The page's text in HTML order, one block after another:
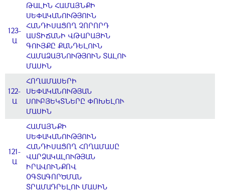
123-
Ա
ԹԱԼԻՆ ՀԱՄԱՅՆՔԻ
ՍԵՓԱԿԱՆՈՒԹՅՈՒՆ
ՀԱՆԴԻՍԱՑՈՂ ՉՈՐՈՐԴ
ԱՍՏԻՃԱՆԻ ՎԹԱՐԱՅԻՆ
ԳՈՒՅՔԸ ՔԱՆԴԵԼՈՒՆ
ՀԱՄԱՁԱՅՆՈՒԹՅՈՒՆ ՏԱԼՈՒ
ՄԱՍԻՆ
122-
Ա
ՀՈՂԱՄԱՍԵՐԻ
ՍԵՓԱԿԱՆՈՒԹՅԱՆ
ՍՈՒԲՅԵԿՏՆԵՐԸ ՓՈԽԵԼՈՒ
ՄԱՍԻՆ
121-
Ա
ՀԱՄԱՅՆՔԻ
ՍԵՓԱԿԱՆՈՒԹՅՈՒՆ
ՀԱՆԴԻՍԱՑՈՂ ՀՈՂԱՄԱՍԸ
ՎԱՐՁԱԿԱԼՈՒԹՅԱՆ
ԻՐԱՎՈՒՆՔՈՎ
ՕԳՏԱԳՈՐԾՄԱՆ
ՏՐԱՄԱԴՐԵԼՈՒ ՄԱՍԻՆ